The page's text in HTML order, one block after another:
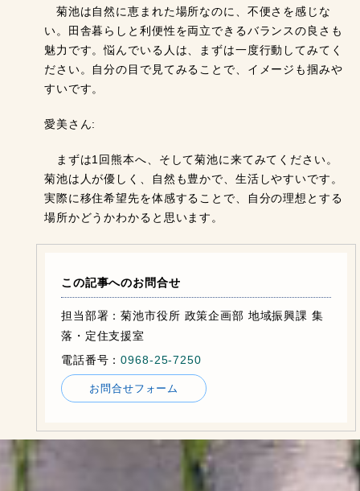
菊池は自然に恵まれた場所なのに、不便さを感じな
い。田舎暮らしと利便性を両立できるバランスの良さも
魅力です。悩んでいる人は、まずは一度行動してみてく
ださい。自分の目で見てみることで、イメージも掴みや
すいです。
愛美さん:
まずは1回熊本へ、そして菊池に来てみてください。
菊池は人が優しく、自然も豊かで、生活しやすいです。
実際に移住希望先を体感することで、自分の理想とする
場所かどうかわかると思います。
この記事へのお問合せ
担当部署：菊池市役所 政策企画部 地域振興課 集
落・定住支援室
電話番号：0968-25-7250
お問合せフォーム